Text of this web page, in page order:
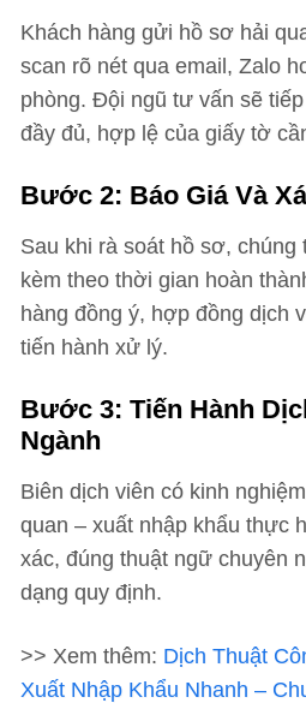
Khách hàng gửi hồ sơ hải
scan rõ nét qua email, Zalo
phòng. Đội ngũ tư vấn sẽ
đầy đủ, hợp lệ của giấy tờ
Bước 2: Báo Giá Và
Sau khi rà soát hồ sơ,
kèm theo thời gian hoàn
hàng đồng ý, hợp đồng dịch
tiến hành xử lý.
Bước 3: Tiến Hành
Ngành
Biên dịch viên có kinh
quan – xuất nhập khẩu thực
xác, đúng thuật ngữ chuyên
dạng quy định.
>> Xem thêm: Dịch Thuật
Xuất Nhập Khẩu Nhanh –